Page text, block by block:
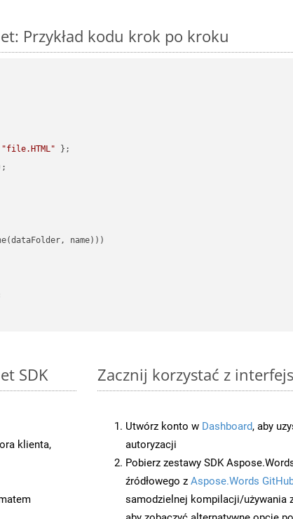
Przykład kodu krok po kroku
"file.HTML"
name)))
SDK
klienta,
Zacznij korzystać z
Utwórz konto w Dashboard, aby
autoryzacji
Pobierz zestawy SDK
źródłowego z Aspose.Words
samodzielnej kompilacji/używania